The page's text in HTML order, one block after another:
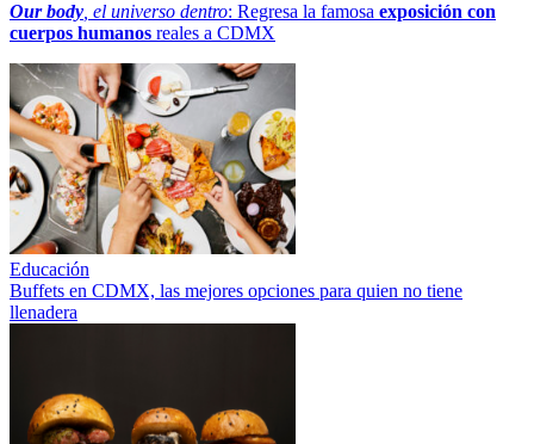
Our body , el universo dentro: Regresa la famosa exposición con
cuerpos humanos reales a CDMX
Educación
Buffets en CDMX, las mejores opciones para quien no tiene
llenadera